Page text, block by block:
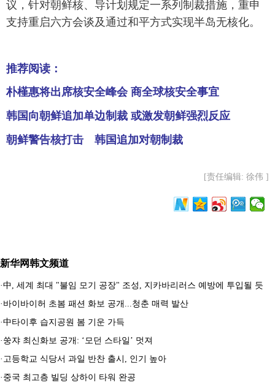
议，针对朝鲜核、导计划规定一系列制裁措施，重申
支持重启六方会谈及通过和平方式实现半岛无核化。
推荐阅读：
朴槿惠将出席核安全峰会 商全球核安全事宜
韩国向朝鲜追加单边制裁 或激发朝鲜强烈反应
朝鲜警告核打击 韩国追加对朝制裁
[责任编辑: 徐伟 ]
新华网韩文频道
·中, 세계 최대 "불임 모기 공장" 조성, 지카바리러스 예방에 투입될 듯
· 바이바이허 초봄 패션 화보 공개...청춘 매력 발산
·中타이후 습지공원 봄 기운 가득
· 쑹쟈 최신화보 공개: ‘모던 스타일’ 멋져
· 고등학교 식당서 과일 반찬 출시, 인기 높아
· 중국 최고층 빌딩 상하이 타워 완공